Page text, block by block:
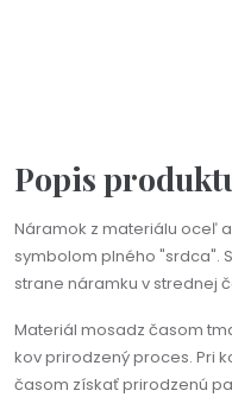
Popis
Náramok z materiálu oceľ
symbolom plného "srdca".
strane náramku v strednej
Materiál mosadz časom
kov prirodzený proces. Pri
časom získať prirodzenú